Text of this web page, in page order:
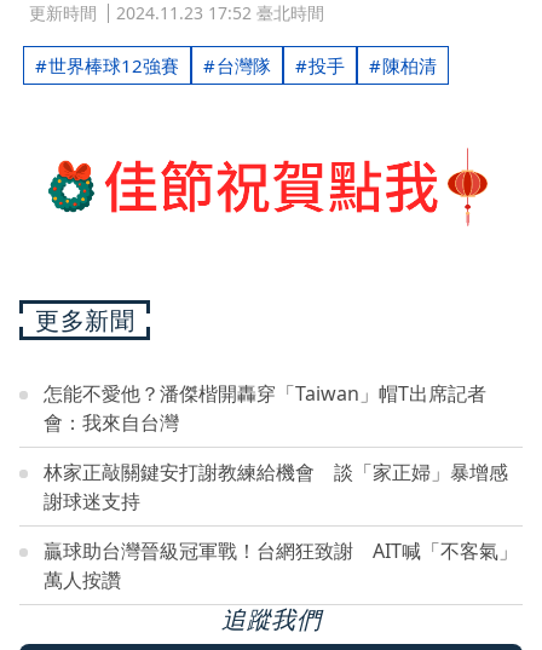
更新時間 2024.11.23 17:52 臺北時間
世界棒球12強賽 台灣隊 投手 陳柏清
更多新聞
怎能不愛他？潘傑楷開轟穿「Taiwan」帽T出席記者
會：我來自台灣
林家正敲關鍵安打謝教練給機會 談「家正婦」暴增感
謝球迷支持
贏球助台灣晉級冠軍戰！台網狂致謝 AIT喊「不客氣」
萬人按讚
追蹤我們